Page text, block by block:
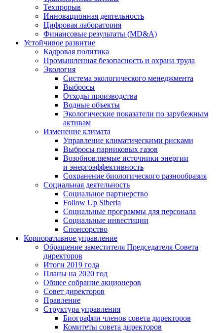
Техпрорыв
Инновационная деятельность
Цифровая лаборатория
Финансовые результаты (MD&A)
Устойчивое развитие
Кадровая политика
Промышленная безопасность и охрана труда
Экология
Система экологического менеджмента
Выбросы
Отходы производства
Водные объекты
Экологические показатели по зарубежным
активам
Изменение климата
Управление климатическими рисками
Выбросы парниковых газов
Возобновляемые источники энергии
и энергоэффективность
Сохранение биологического разнообразия
Социальная деятельность
Социальное партнерство
Follow Up Siberia
Социальные программы для персонала
Социальные инвестиции
Спонсорство
Корпоративное управление
Обращение заместителя Председателя Совета
директоров
Итоги 2019 года
Планы на 2020 год
Общее собрание акционеров
Совет директоров
Правление
Структура управления
Биографии членов совета директоров
Комитеты совета директоров